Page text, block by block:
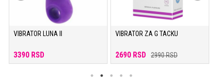
VIBRATOR LUNA II
3390 RSD
VIBRATOR ZA G TACKU
2690 RSD 2990 RSD